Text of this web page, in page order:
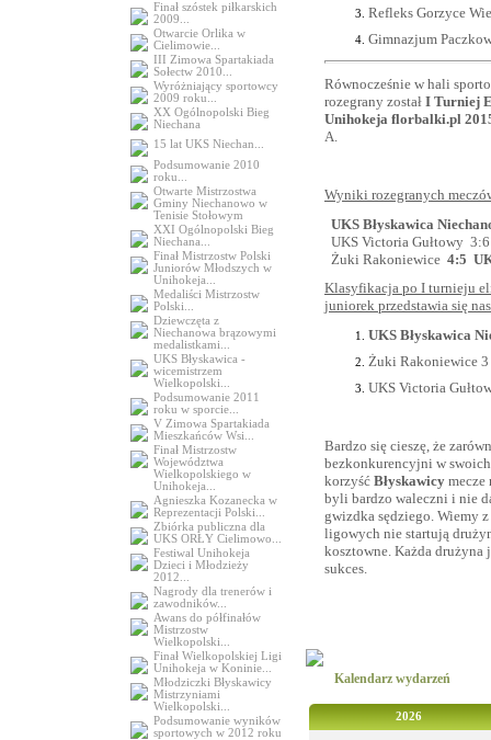
Finał szóstek piłkarskich
2009...
Otwarcie Orlika w
Cielimowie...
III Zimowa Spartakiada
Sołectw 2010...
Wyróżniający sportowcy
2009 roku...
XX Ogólnopolski Bieg
Niechana
15 lat UKS Niechan...
Podsumowanie 2010
roku...
Otwarte Mistrzostwa
Gminy Niechanowo w
Tenisie Stołowym
XXI Ogólnopolski Bieg
Niechana...
Finał Mistrzostw Polski
Juniorów Młodszych w
Unihokeja...
Medaliści Mistrzostw
Polski...
Dziewczęta z
Niechanowa brązowymi
medalistkami...
UKS Błyskawica -
wicemistrzem
Wielkopolski...
Podsumowanie 2011
roku w sporcie...
V Zimowa Spartakiada
Mieszkańców Wsi...
Finał Mistrzostw
Województwa
Wielkopolskiego w
Unihokeja...
Agnieszka Kozanecka w
Reprezentacji Polski...
Zbiórka publiczna dla
UKS ORŁY Cielimowo...
Festiwal Unihokeja
Dzieci i Młodzieży
2012...
Nagrody dla trenerów i
zawodników...
Awans do półfinałów
Mistrzostw
Wielkopolski...
Finał Wielkopolskiej Ligi
Unihokeja w Koninie...
Młodziczki Błyskawicy
Mistrzyniami
Wielkopolski...
Podsumowanie wyników
sportowych w 2012 roku
Refleks Gorzyce
Gimnazjum
Równocześnie w hali
rozegrany został I Turniej
Unihokeja florbalki.pl
A.
Wyniki rozegranych
UKS Błyskawica
UKS Victoria Gułtowy
Żuki Rakoniewice 4:5
Klasyfikacja po I turnieju
juniorek przedstawia się
UKS Błyskawica
Żuki Rakoniewice
UKS Victoria
Bardzo się cieszę, że
bezkonkurencyjni w
korzyść Błyskawicy mecze
byli bardzo waleczni i nie
gwizdka sędziego. Wiemy
ligowych nie startują
kosztowne. Każda
sukces.
Kalendarz wydarzeń
2026